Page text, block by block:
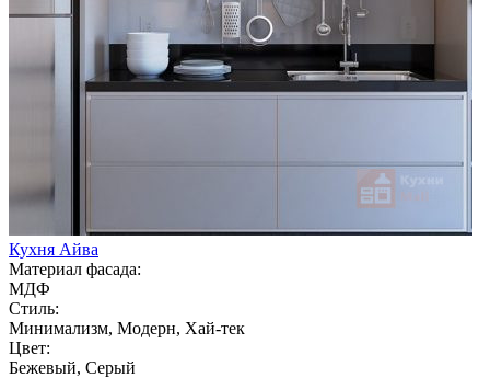
Кухня Айва
Материал фасада:
МДФ
Стиль:
Минимализм, Модерн, Хай-тек
Цвет:
Бежевый, Серый